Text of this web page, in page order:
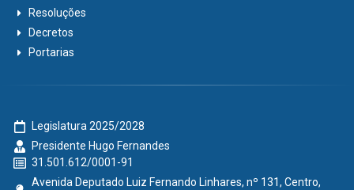
Resoluções
Decretos
Portarias
Legislatura 2025/2028
Presidente Hugo Fernandes
31.501.612/0001-91
Avenida Deputado Luiz Fernando Linhares, nº 131, Centro,